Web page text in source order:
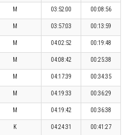
M 03:52:00 00:08:56
M 03:57:03 00:13:59
M 04:02:52 00:19:48
M 04:08:42 00:25:38
M 04:17:39 00:34:35
M 04:19:33 00:36:29
M 04:19:42 00:36:38
K 04:24:31 00:41:27